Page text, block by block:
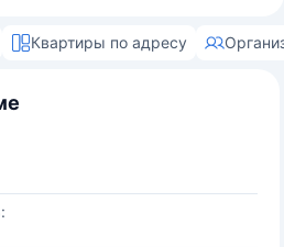
Квартиры по адресу